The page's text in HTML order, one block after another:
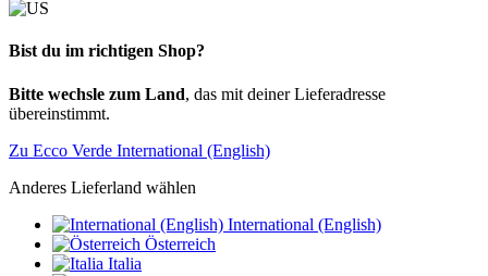
Bist du im richtigen Shop?
Bitte wechsle zum Land, das mit deiner Lieferadresse
übereinstimmt.
Zu Ecco Verde International (English)
Anderes Lieferland wählen
International (English)
Österreich
Italia